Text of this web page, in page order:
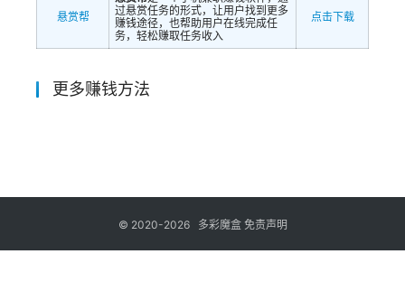
悬赏帮
过悬赏任务的形式，让用户找到更多
赚钱途径，也帮助用户在线完成任
务，轻松赚取任务收入
点击下载
更多赚钱方法
© 2020-2026 多彩魔盒 免责声明